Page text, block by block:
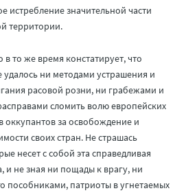
истребление значительной части
территории.
в то же время констатирует, что
ни методами устрашения и
расовой розни, ни грабежами и
сломить волю европейских
оккупантов за освобождение и
своих стран. Не страшась
несет с собой эта справедливая
и не зная ни пощады к врагу, ни
пособниками, патриоты в угнетаемых